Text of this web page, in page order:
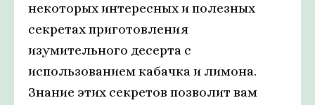
некоторых интересных и полезных
секретах приготовления
изумительного десерта с
использованием кабачка и лимона.
Знание этих секретов позволит вам